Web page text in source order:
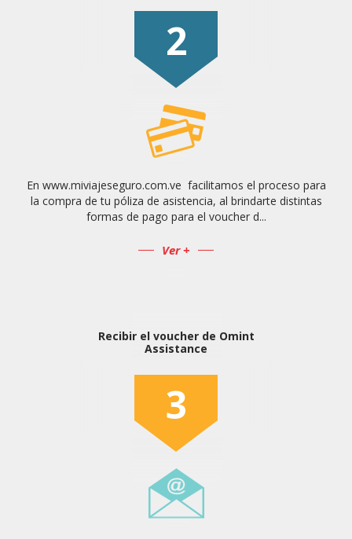
2
En www.miviajeseguro.com.ve facilitamos el proceso para
la compra de tu póliza de asistencia, al brindarte distintas
formas de pago para el voucher d...
Ver +
Recibir el voucher de Omint
Assistance
3